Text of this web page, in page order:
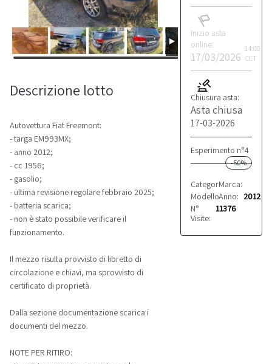
Inizio asta
online:
17/03/2026
14:00
CET
Chiusura asta:
Asta chiusa
17-03-2026
Esperimento n°4
-50%
Categoria: Automobili
Marca:
Modello: Freemont
Anno: 2012
N°
Visite:
11376
Descrizione lotto
Autovettura Fiat Freemont:
- targa EM993MX;
- anno 2012;
- cc 1956;
- gasolio;
- ultima revisione regolare febbraio 2025;
- batteria scarica;
- non è stato possibile verificare il
funzionamento.
Il mezzo risulta provvisto di libretto di
circolazione e chiavi, ma sprovvisto di
certificato di proprietà.
Dalla sezione documentazione scarica i
documenti del mezzo.
NOTE PER RITIRO: